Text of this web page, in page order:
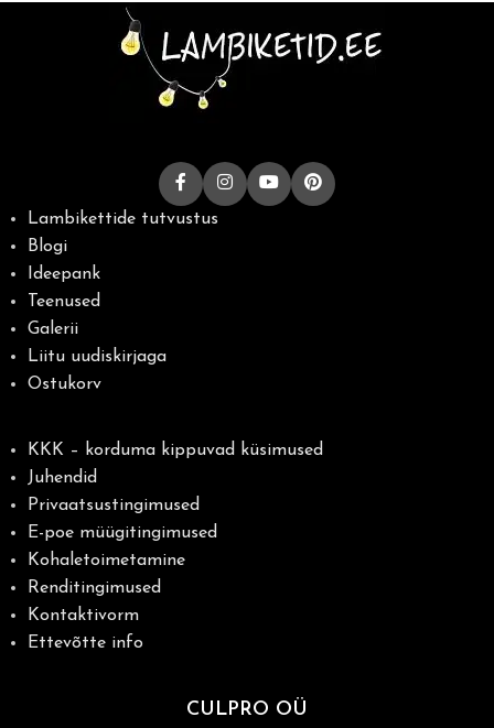
Lambikettide tutvustus
Blogi
Ideepank
Teenused
Galerii
Liitu uudiskirjaga
Ostukorv
KKK – korduma kippuvad küsimused
Juhendid
Privaatsustingimused
E-poe müügitingimused
Kohaletoimetamine
Renditingimused
Kontaktivorm
Ettevõtte info
CULPRO OÜ